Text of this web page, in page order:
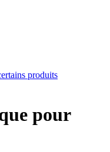
produits
pour